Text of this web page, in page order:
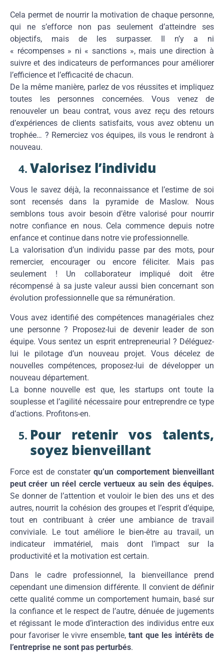
Cela permet de nourrir la motivation de chaque personne,
qui ne s’efforce non pas seulement d’atteindre ses
objectifs, mais de les surpasser. Il n’y a ni
« récompenses » ni « sanctions », mais une direction à
suivre et des indicateurs de performances pour améliorer
l’efficience et l’efficacité de chacun.
De la même manière, parlez de vos réussites et impliquez
toutes les personnes concernées. Vous venez de
renouveler un beau contrat, vous avez reçu des retours
d’expériences de clients satisfaits, vous avez obtenu un
trophée… ? Remerciez vos équipes, ils vous le rendront à
nouveau.
Valorisez l’individu
Vous le savez déjà, la reconnaissance et l’estime de soi
sont recensés dans la pyramide de Maslow. Nous
semblons tous avoir besoin d’être valorisé pour nourrir
notre confiance en nous. Cela commence depuis notre
enfance et continue dans notre vie professionnelle.
La valorisation d’un individu passe par des mots, pour
remercier, encourager ou encore féliciter. Mais pas
seulement ! Un collaborateur impliqué doit être
récompensé à sa juste valeur aussi bien concernant son
évolution professionnelle que sa rémunération.
Vous avez identifié des compétences managériales chez
une personne ? Proposez-lui de devenir leader de son
équipe. Vous sentez un esprit entrepreneurial ? Déléguez-
lui le pilotage d’un nouveau projet. Vous décelez de
nouvelles compétences, proposez-lui de développer un
nouveau département.
La bonne nouvelle est que, les startups ont toute la
souplesse et l’agilité nécessaire pour entreprendre ce type
d’actions. Profitons-en.
Pour retenir vos talents,
soyez bienveillant
Force est de constater qu’un comportement bienveillant
peut créer un réel cercle vertueux au sein des équipes.
Se donner de l’attention et vouloir le bien des uns et des
autres, nourrit la cohésion des groupes et l’esprit d’équipe,
tout en contribuant à créer une ambiance de travail
conviviale. Le tout améliore le bien-être au travail, un
indicateur immatériel, mais dont l’impact sur la
productivité et la motivation est certain.
Dans le cadre professionnel, la bienveillance prend
cependant une dimension différente. Il convient de définir
cette qualité comme un comportement humain, basé sur
la confiance et le respect de l’autre, dénuée de jugements
et régissant le mode d’interaction des individus entre eux
pour favoriser le vivre ensemble,tant que les intérêts de
l’entreprise ne sont pas perturbés.